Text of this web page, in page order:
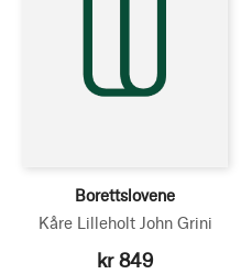
Borettslovene
Kåre Lilleholt John Grini
kr 849